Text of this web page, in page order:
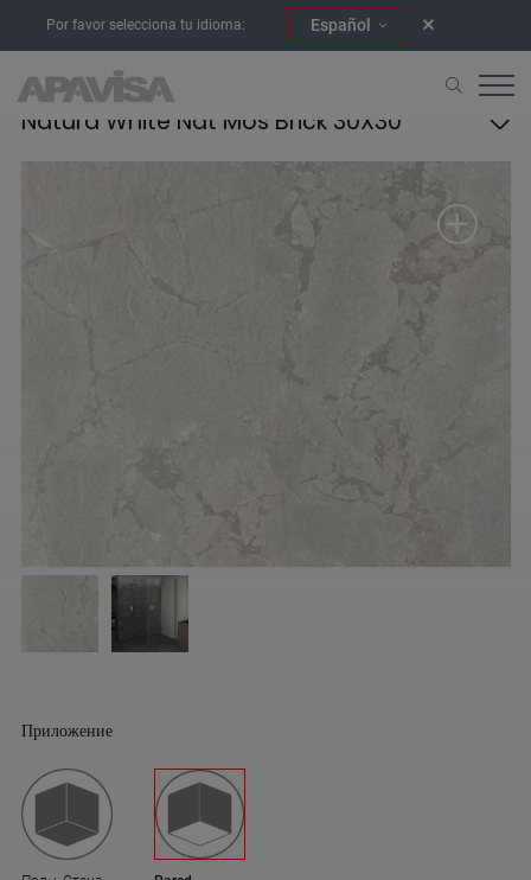
Por favor selecciona tu idioma: Español
Natura White Nat Mos Brick 30X30
Приложение